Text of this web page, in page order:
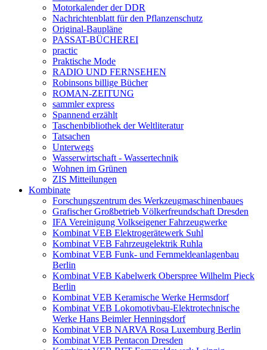
Motorkalender der DDR
Nachrichtenblatt für den Pflanzenschutz
Original-Baupläne
PASSAT-BÜCHEREI
practic
Praktische Mode
RADIO UND FERNSEHEN
Robinsons billige Bücher
ROMAN-ZEITUNG
sammler express
Spannend erzählt
Taschenbibliothek der Weltliteratur
Tatsachen
Unterwegs
Wasserwirtschaft - Wassertechnik
Wohnen im Grünen
ZIS Mitteilungen
Kombinate
Forschungszentrum des Werkzeugmaschinenbaues
Grafischer Großbetrieb Völkerfreundschaft Dresden
IFA Vereinigung Volkseigener Fahrzeugwerke
Kombinat VEB Elektrogerätewerk Suhl
Kombinat VEB Fahrzeugelektrik Ruhla
Kombinat VEB Funk- und Fernmeldeanlagenbau
Berlin
Kombinat VEB Kabelwerk Oberspree Wilhelm Pieck
Berlin
Kombinat VEB Keramische Werke Hermsdorf
Kombinat VEB Lokomotivbau-Elektrotechnische
Werke Hans Beimler Henningsdorf
Kombinat VEB NARVA Rosa Luxemburg Berlin
Kombinat VEB Pentacon Dresden